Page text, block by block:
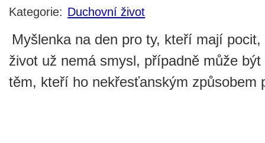
Kategorie: Duchovní život
Myšlenka na den pro ty, kteří mají pocit,
život už nemá smysl, případně může být
těm, kteří ho nekřesťanským způsobem